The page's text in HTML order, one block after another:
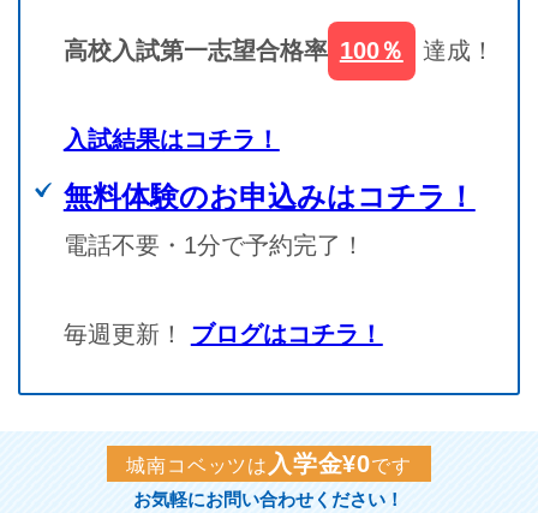
高校入試第一志望合格率 100％ 達成！
入試結果はコチラ！
無料体験のお申込みはコチラ！
電話不要・1分で予約完了！
毎週更新！ ブログはコチラ！
城南コベッツは 入学金¥0です
お気軽にお問い合わせください！